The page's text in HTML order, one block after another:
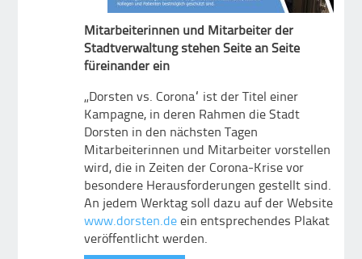
Mitarbeiterinnen und Mitarbeiter der
Stadtverwaltung stehen Seite an Seite
füreinander ein
„Dorsten vs. Corona“ ist der Titel einer
Kampagne, in deren Rahmen die Stadt
Dorsten in den nächsten Tagen
Mitarbeiterinnen und Mitarbeiter vorstellen
wird, die in Zeiten der Corona-Krise vor
besondere Herausforderungen gestellt sind.
An jedem Werktag soll dazu auf der Website
www.dorsten.deein entsprechendes Plakat
veröffentlicht werden.